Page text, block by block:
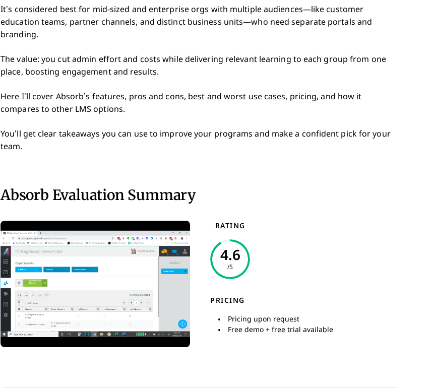
It’s considered best for mid-sized and enterprise orgs with multiple audiences—like customer
education teams, partner channels, and distinct business units—who need separate portals and
branding.
The value: you cut admin effort and costs while delivering relevant learning to each group from one
place, boosting engagement and results.
Here I’ll cover Absorb’s features, pros and cons, best and worst use cases, pricing, and how it
compares to other LMS options.
You’ll get clear takeaways you can use to improve your programs and make a confident pick for your
team.
Absorb Evaluation Summary
RATING
4.6
/5
PRICING
Pricing upon request
Free demo + free trial available